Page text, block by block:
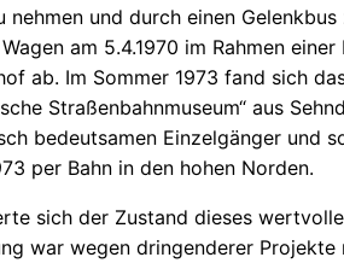
nehmen und durch einen
am 5.4.1970 im Rahmen
ab. Im Sommer 1973 fand sich
Straßenbahnmuseum“ aus
bedeutsamen Einzelgänger und
per Bahn in den hohen Norden.
sich der Zustand dieses
war wegen dringenderer Projekte